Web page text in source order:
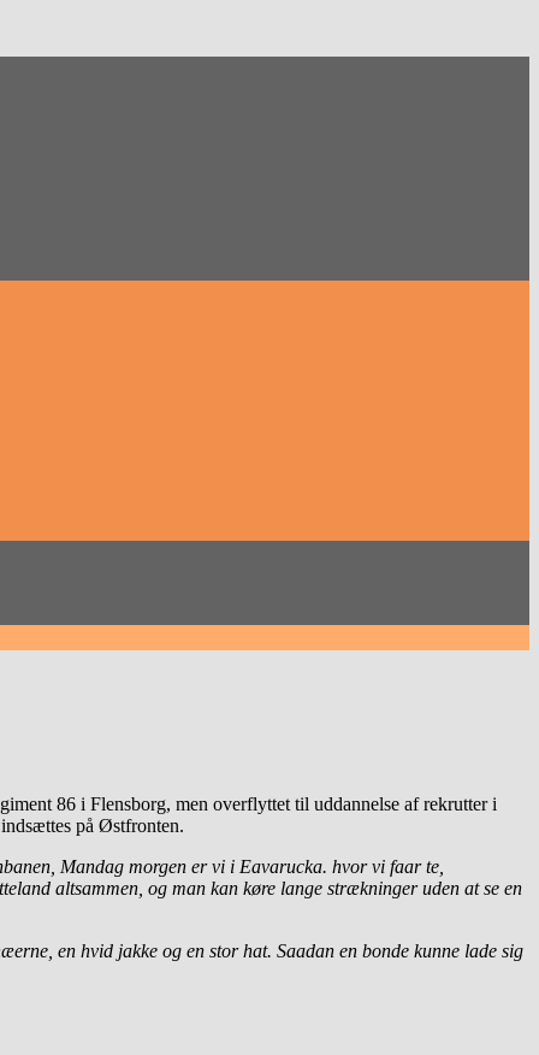
86 i Flensborg, men overflyttet til uddannelse af rekrutter i
på Østfronten.
Mandag morgen er vi i Eavarucka. hvor vi faar te,
altsammen, og man kan køre lange strækninger uden at se en
en hvid jakke og en stor hat. Saadan en bonde kunne lade sig